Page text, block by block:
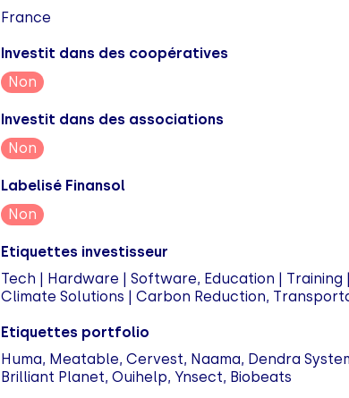
France
Investit dans des coopératives
Non
Investit dans des associations
Non
Labelisé Finansol
Non
Etiquettes investisseur
Tech | Hardware | Software, Education |
Climate Solutions | Carbon Reduction,
Etiquettes portfolio
Huma, Meatable, Cervest, Naama, Dendra
Brilliant Planet, Ouihelp, Ynsect, Biobeats